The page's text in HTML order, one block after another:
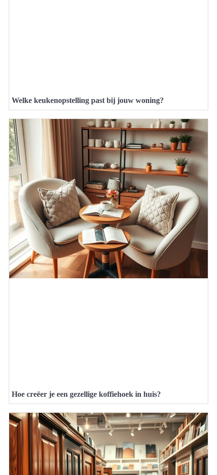
Welke keukenopstelling past bij jouw woning?
Hoe creëer je een gezellige koffiehoek in huis?